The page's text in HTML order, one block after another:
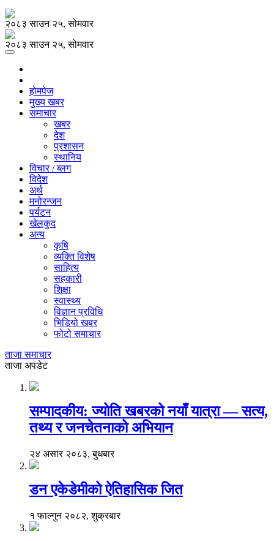
२०८३ साउन २५, सोमवार
२०८३ साउन २५, सोमवार
होमपेज
मुख्य खबर
समाचार
खबर
देश
प्रशासन
स्थानिय
विचार / ब्लग
विदेश
अर्थ
मनोरन्जन
पर्यटन
खेलकुद
अन्य
कृषि
व्यक्ति विशेष
साहित्य
सहकारी
शिक्षा
स्वास्थ्य
विज्ञान प्रविधि
भिडियो खबर
फोटो समाचार
ताजा समाचार
ताजा अपडेट
सम्पादकीय: ज्योति खबरको नयाँ यात्रा — सत्य,
तथ्य र जनचेतनाको अभियान
२४ असार २०८३, बुधबार
डन एकेडेमीको ऐतिहासिक जित
१ फाल्गुन २०८२, शुक्रबार